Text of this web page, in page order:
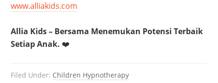
www.alliakids.com
Allia Kids – Bersama Menemukan Potensi Terbaik
Setiap Anak. ❤️
Filed Under: Children Hypnotherapy